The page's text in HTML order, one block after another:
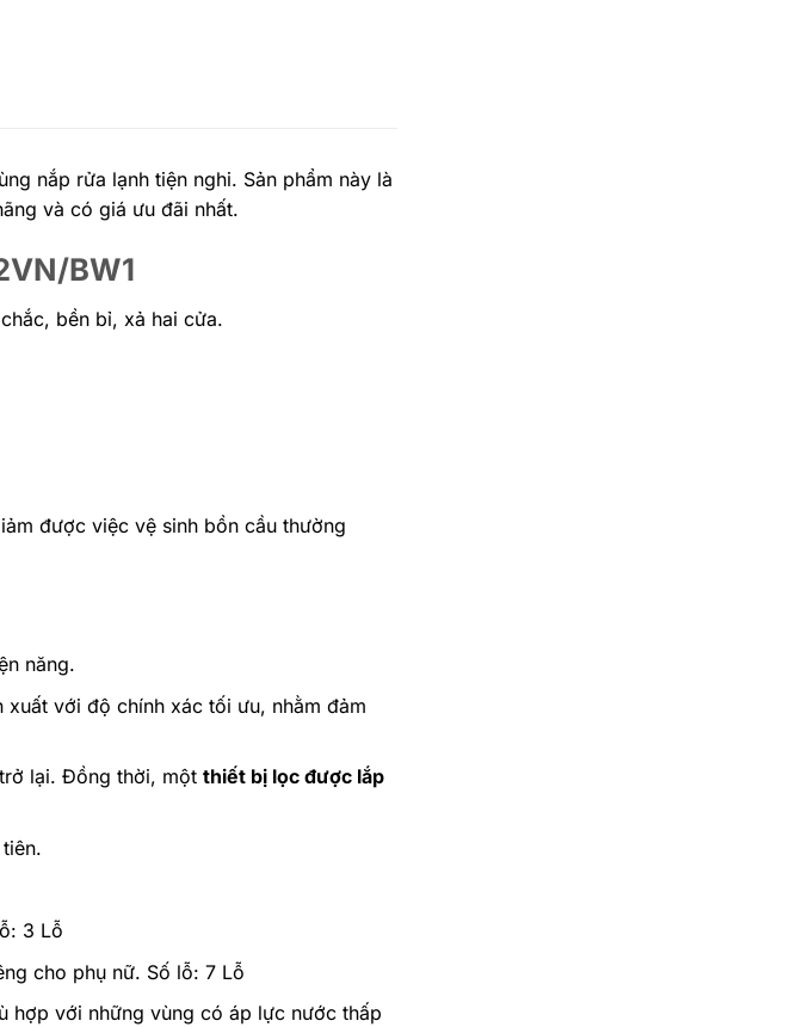
nắp rửa lạnh tiện nghi. Sản phẩm này là
và có giá ưu đãi nhất.
BW1
bền bỉ, xả hai cửa.
được việc vệ sinh bồn cầu thường
năng.
với độ chính xác tối ưu, nhằm đảm
lại. Đồng thời, một thiết bị lọc được lắp
3 Lỗ
cho phụ nữ. Số lỗ: 7 Lỗ
hợp với những vùng có áp lực nước thấp